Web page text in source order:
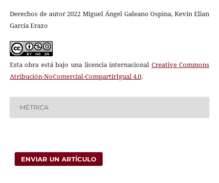
Derechos de autor 2022 Miguel Ángel Galeano Ospina, Kevin Elian
García Erazo
Esta obra está bajo una licencia internacional Creative Commons
Atribución-NoComercial-CompartirIgual 4.0.
MÉTRICA
ENVIAR UN ARTÍCULO